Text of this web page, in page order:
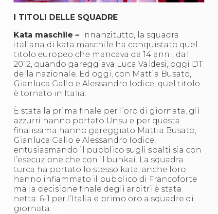
I TITOLI DELLE SQUADRE
Kata maschile – Innanzitutto, la squadra
italiana di kata maschile ha conquistato quel
titolo europeo che mancava da 14 anni, dal
2012, quando gareggiava Luca Valdesi, oggi DT
della nazionale. Ed oggi, con Mattia Busato,
Gianluca Gallo e Alessandro Iodice, quel titolo
è tornato in Italia.
È stata la prima finale per l’oro di giornata, gli
azzurri hanno portato Unsu e per questa
finalissima hanno gareggiato Mattia Busato,
Gianluca Gallo e Alessandro Iodice,
entusiasmando il pubblico sugli spalti sia con
l’esecuzione che con il bunkai. La squadra
turca ha portato lo stesso kata, anche loro
hanno infiammato il pubblico di Francoforte
ma la decisione finale degli arbitri è stata
netta: 6-1 per l’Italia e primo oro a squadre di
giornata.